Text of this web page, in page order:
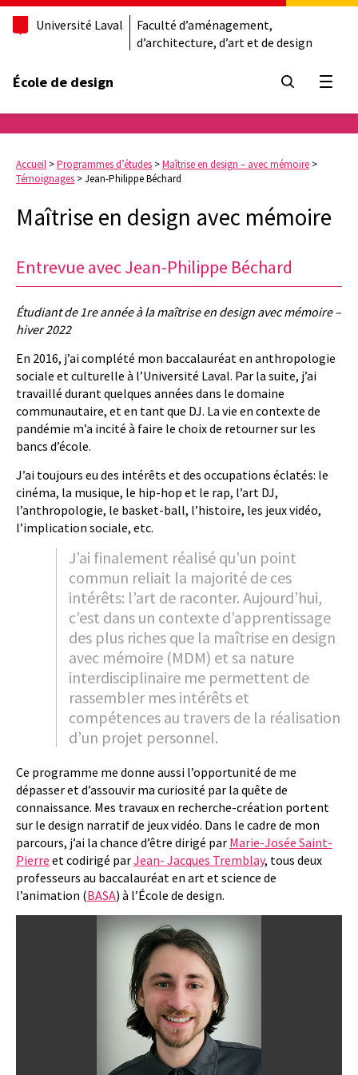
Université Laval
Faculté d’aménagement,
d’architecture, d’art et de design
École de design
Accueil >Programmes d’études >Maîtrise en design – avec mémoire >
Témoignages >Jean-Philippe Béchard
Maîtrise en design avec mémoire
Entrevue avec Jean-Philippe Béchard
Étudiant de 1re année à la maîtrise en design avec mémoire –
hiver 2022
En 2016, j’ai complété mon baccalauréat en anthropologie
sociale et culturelle à l’Université Laval. Par la suite, j’ai
travaillé durant quelques années dans le domaine
communautaire, et en tant que DJ. La vie en contexte de
pandémie m’a incité à faire le choix de retourner sur les
bancs d’école.
J’ai toujours eu des intérêts et des occupations éclatés: le
cinéma, la musique, le hip-hop et le rap, l’art DJ,
l’anthropologie, le basket-ball, l’histoire, les jeux vidéo,
l’implication sociale, etc.
J’ai finalement réalisé qu’un point
commun reliait la majorité de ces
intérêts: l’art de raconter. Aujourd’hui,
c’est dans un contexte d’apprentissage
des plus riches que la maîtrise en design
avec mémoire (MDM) et sa nature
interdisciplinaire me permettent de
rassembler mes intérêts et
compétences au travers de la réalisation
d’un projet personnel.
Ce programme me donne aussi l’opportunité de me
dépasser et d’assouvir ma curiosité par la quête de
connaissance. Mes travaux en recherche-création portent
sur le design narratif de jeux vidéo. Dans le cadre de mon
parcours, j’ai la chance d’être dirigé par Marie-Josée Saint-
Pierre et codirigé parJean- Jacques Tremblay, tous deux
professeurs au baccalauréat en art et science de
l’animation (BASA) à l’École de design.